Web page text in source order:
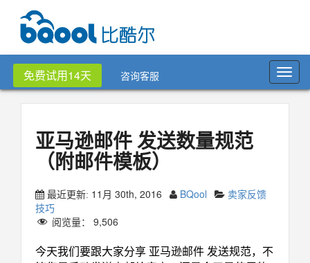
免费试用14天 咨询客服
亚马逊邮件 发送数量规范
（附邮件模板）
最近更新: 11月 30th, 2016 BQool
卖家反馈
技巧
阅览量： 9,506
今天我们要跟大家分享 亚马逊邮件 发送规范，不